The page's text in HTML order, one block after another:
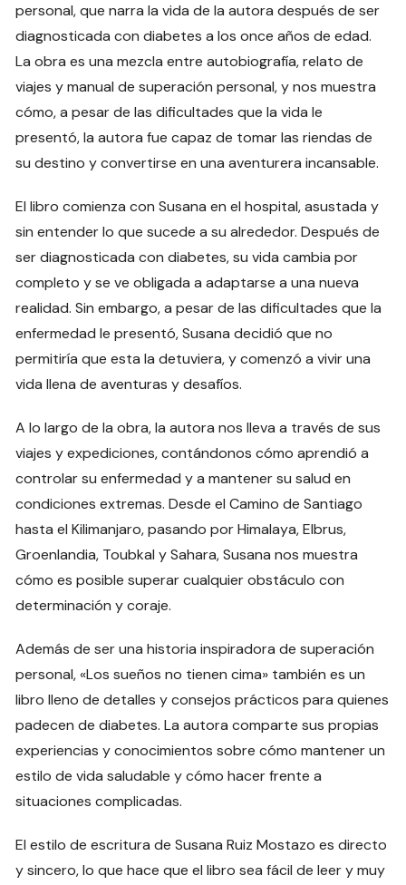
personal, que narra la vida de la autora después de ser
diagnosticada con diabetes a los once años de edad.
La obra es una mezcla entre autobiografía, relato de
viajes y manual de superación personal, y nos muestra
cómo, a pesar de las dificultades que la vida le
presentó, la autora fue capaz de tomar las riendas de
su destino y convertirse en una aventurera incansable.
El libro comienza con Susana en el hospital, asustada y
sin entender lo que sucede a su alrededor. Después de
ser diagnosticada con diabetes, su vida cambia por
completo y se ve obligada a adaptarse a una nueva
realidad. Sin embargo, a pesar de las dificultades que la
enfermedad le presentó, Susana decidió que no
permitiría que esta la detuviera, y comenzó a vivir una
vida llena de aventuras y desafíos.
A lo largo de la obra, la autora nos lleva a través de sus
viajes y expediciones, contándonos cómo aprendió a
controlar su enfermedad y a mantener su salud en
condiciones extremas. Desde el Camino de Santiago
hasta el Kilimanjaro, pasando por Himalaya, Elbrus,
Groenlandia, Toubkal y Sahara, Susana nos muestra
cómo es posible superar cualquier obstáculo con
determinación y coraje.
Además de ser una historia inspiradora de superación
personal, «Los sueños no tienen cima» también es un
libro lleno de detalles y consejos prácticos para quienes
padecen de diabetes. La autora comparte sus propias
experiencias y conocimientos sobre cómo mantener un
estilo de vida saludable y cómo hacer frente a
situaciones complicadas.
El estilo de escritura de Susana Ruiz Mostazo es directo
y sincero, lo que hace que el libro sea fácil de leer y muy